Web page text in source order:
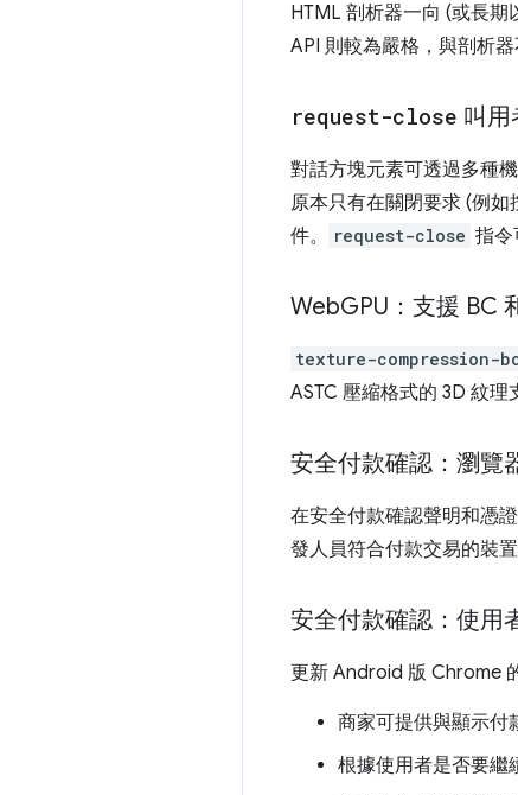
HTML 剖析器一向 (或長
API 則較為嚴格，與剖析
request-close 叫用
對話方塊元素可透過多種
原本只有在關閉要求 (例如
件。
request-close 指令
WebGPU：支援 BC
texture-compression-
ASTC 壓縮格式的 3D 紋理
安全付款確認：瀏覽
在安全付款確認聲明和憑
發人員符合付款交易的裝置
安全付款確認：使用
更新 Android 版 Chrome
商家可提供與顯示付
根據使用者是否要繼